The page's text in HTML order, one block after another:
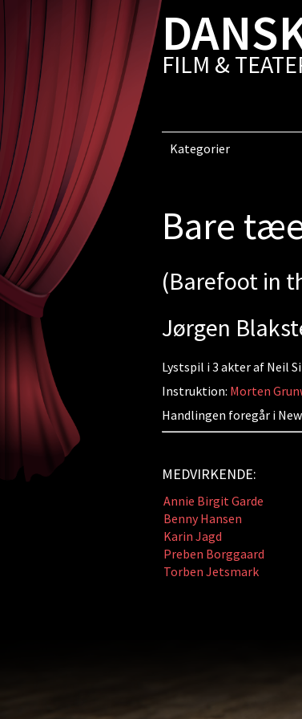
FILM &
Kategorier
Bare
(Barefoot in
Jørgen
Lystspil i 3 akter af Neil
Instruktion: Morten
Handlingen foregår i
MEDVIRKENDE:
Annie Birgit Garde
Benny Hansen
Karin Jagd
Preben Borggaard
Torben Jetsmark